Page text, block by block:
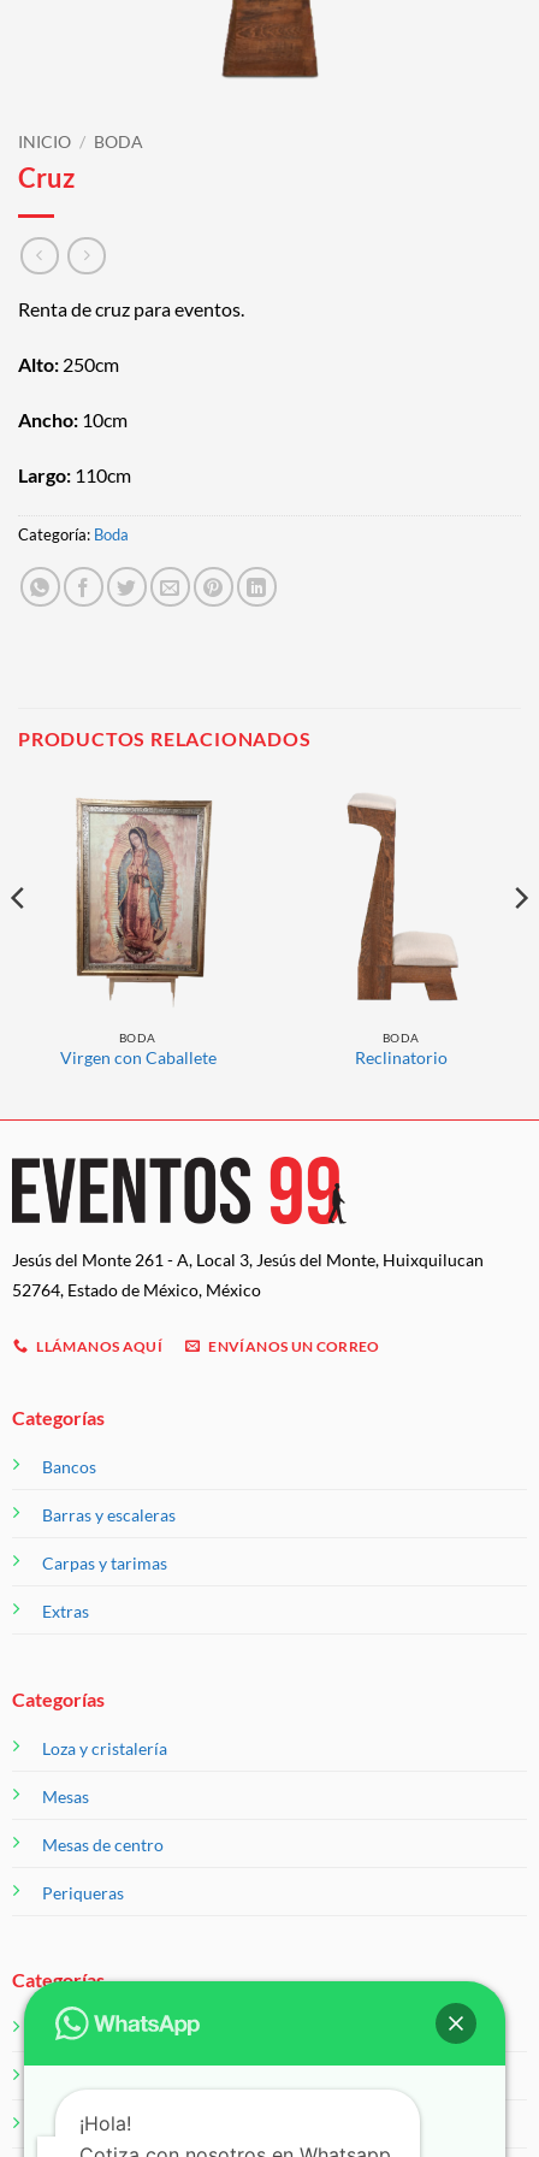
INICIO / BODA
Cruz
Renta de cruz para eventos.
Alto: 250cm
Ancho: 10cm
Largo: 110cm
Categoría: Boda
PRODUCTOS RELACIONADOS
BODA
Virgen con Caballete
BODA
Reclinatorio
Jesús del Monte 261 - A, Local 3, Jesús del Monte, Huixquilucan
52764, Estado de México, México
LLÁMANOS AQUÍ ENVÍANOS UN CORREO
Categorías
Bancos
Barras y escaleras
Carpas y tarimas
Extras
Categorías
Loza y cristalería
Mesas
Mesas de centro
Periqueras
Categorías
Salas
¡Hola!